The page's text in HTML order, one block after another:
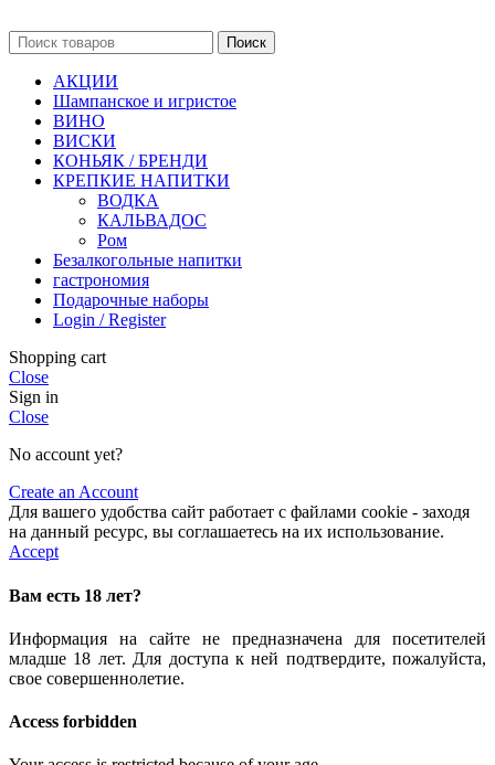
Поиск
АКЦИИ
Шампанское и игристое
ВИНО
ВИСКИ
КОНЬЯК / БРЕНДИ
КРЕПКИЕ НАПИТКИ
ВОДКА
КАЛЬВАДОС
Ром
Безалкогольные напитки
гастрономия
Подарочные наборы
Login / Register
Shopping cart
Close
Sign in
Close
No account yet?
Create an Account
Для вашего удобства сайт работает с файлами cookie - заходя
на данный ресурс, вы соглашаетесь на их использование.
Accept
Вам есть 18 лет?
Информация на сайте не предназначена для посетителей
младше 18 лет. Для доступа к ней подтвердите, пожалуйста,
свое совершеннолетие.
Access forbidden